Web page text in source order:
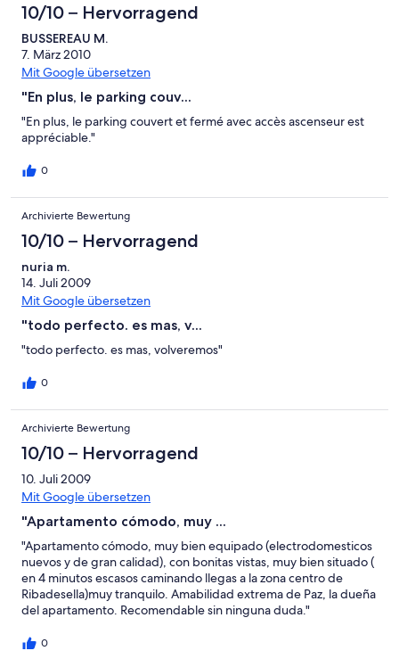
10/10 – Hervorragend
BUSSEREAU M.
7. März 2010
Mit Google übersetzen
"En plus, le parking couv...
"En plus, le parking couvert et fermé avec accès ascenseur est
appréciable."
0
Archivierte Bewertung
10/10 – Hervorragend
nuria m.
14. Juli 2009
Mit Google übersetzen
"todo perfecto. es mas, v...
"todo perfecto. es mas, volveremos"
0
Archivierte Bewertung
10/10 – Hervorragend
10. Juli 2009
Mit Google übersetzen
"Apartamento cómodo, muy ...
"Apartamento cómodo, muy bien equipado (electrodomesticos
nuevos y de gran calidad), con bonitas vistas, muy bien situado (
en 4 minutos escasos caminando llegas a la zona centro de
Ribadesella)muy tranquilo. Amabilidad extrema de Paz, la dueña
del apartamento. Recomendable sin ninguna duda."
0